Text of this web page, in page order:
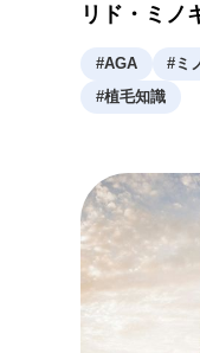
リド・ミノ
#AGA # ミ
#植毛知識